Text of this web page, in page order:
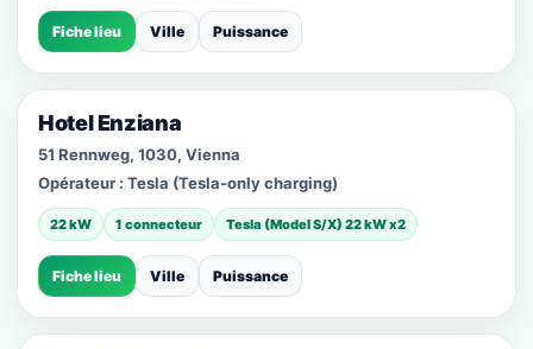
Fiche lieu Ville Puissance
Hotel Enziana
51 Rennweg, 1030, Vienna
Opérateur : Tesla (Tesla-only charging)
22 kW 1 connecteur Tesla (Model S/X) 22 kW x2
Fiche lieu Ville Puissance